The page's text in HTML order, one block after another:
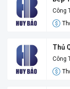
Công
Thủ
Công